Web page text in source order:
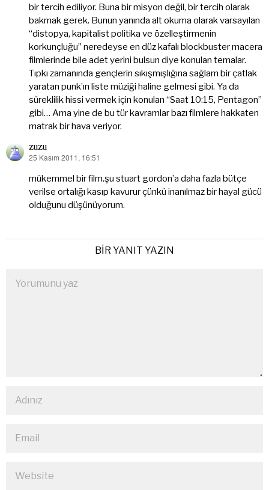
bir tercih ediliyor. Buna bir misyon değil, bir tercih olarak
bakmak gerek. Bunun yanında alt okuma olarak varsayılan
“distopya, kapitalist politika ve özelleştirmenin
korkunçluğu” neredeyse en düz kafalı blockbuster macera
filmlerinde bile adet yerini bulsun diye konulan temalar.
Tıpkı zamanında gençlerin sıkışmışlığına sağlam bir çatlak
yaratan punk’ın liste müziği haline gelmesi gibi. Ya da
süreklilik hissi vermek için konulan “Saat 10:15, Pentagon”
gibi… Ama yine de bu tür kavramlar bazı filmlere hakkaten
matrak bir hava veriyor.
zuzu
dedi
25 Kasım 2011, 16:51
mükemmel bir film.şu stuart gordon’a daha fazla bütçe
verilse ortalığı kasıp kavurur çünkü inanılmaz bir hayal gücü
olduğunu düşünüyorum.
BIR YANIT YAZIN